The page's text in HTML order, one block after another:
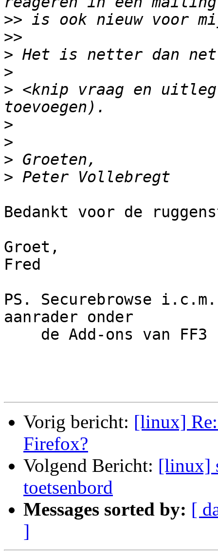
>>
>>
>
>
> <knip vraag en
>
>
>
>
Bedankt voor de
Groet,
Fred
PS. Securebrowse
aanrader onder
Vorig bericht: [linux]
Firefox?
Volgend Bericht: [linux]
toetsenbord
Messages sorted by: [
]